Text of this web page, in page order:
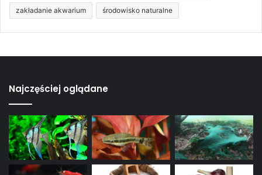
zakładanie akwarium środowisko naturalne
Najczęściej oglądane